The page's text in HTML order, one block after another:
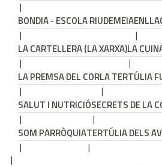
BONDIA - ESCOLA RIUDEMEIA
LA CARTELLERA (LA XARXA)LA
LA PREMSA DEL CORLA TERTÚLIA
SALUT I NUTRICIÓSECRETS DE LA
SOM PARRÒQUIATERTÚLIA DELS